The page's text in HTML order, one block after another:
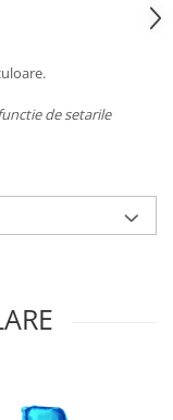
de setarile